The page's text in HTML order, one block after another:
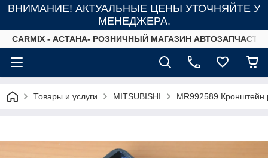
ВНИМАНИЕ! АКТУАЛЬНЫЕ ЦЕНЫ УТОЧНЯЙТЕ У
МЕНЕДЖЕРА.
СARMIX - АСТАНА- РОЗНИЧНЫЙ МАГАЗИН
Товары и услуги MITSUBISHI MR992589 Кронштейн